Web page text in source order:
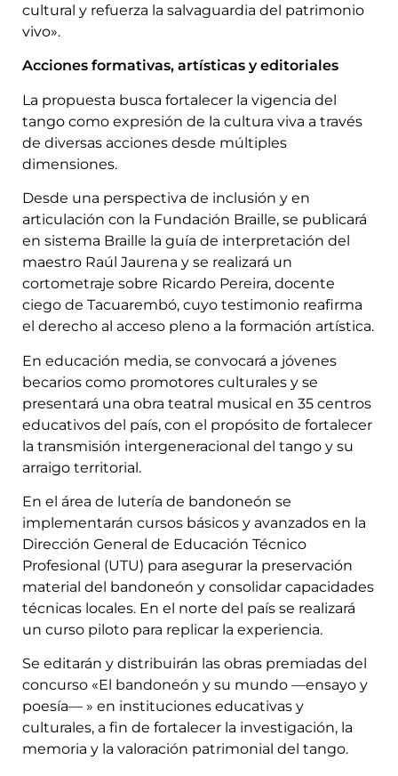
cultural y refuerza la salvaguardia del patrimonio
vivo».
Acciones formativas, artísticas y editoriales
La propuesta busca fortalecer la vigencia del
tango como expresión de la cultura viva a través
de diversas acciones desde múltiples
dimensiones.
Desde una perspectiva de inclusión y en
articulación con la Fundación Braille, se publicará
en sistema Braille la guía de interpretación del
maestro Raúl Jaurena y se realizará un
cortometraje sobre Ricardo Pereira, docente
ciego de Tacuarembó, cuyo testimonio reafirma
el derecho al acceso pleno a la formación artística.
En educación media, se convocará a jóvenes
becarios como promotores culturales y se
presentará una obra teatral musical en 35 centros
educativos del país, con el propósito de fortalecer
la transmisión intergeneracional del tango y su
arraigo territorial.
En el área de lutería de bandoneón se
implementarán cursos básicos y avanzados en la
Dirección General de Educación Técnico
Profesional (UTU) para asegurar la preservación
material del bandoneón y consolidar capacidades
técnicas locales. En el norte del país se realizará
un curso piloto para replicar la experiencia.
Se editarán y distribuirán las obras premiadas del
concurso «El bandoneón y su mundo —ensayo y
poesía— » en instituciones educativas y
culturales, a fin de fortalecer la investigación, la
memoria y la valoración patrimonial del tango.